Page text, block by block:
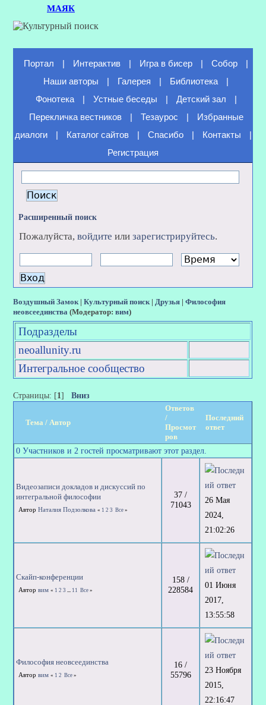
МАЯК
Портал Интерактив Игра в бисер Собор
Наши авторы
Галерея Библиотека
Фонотека
Устные беседы Детский зал
Перекличка вестников
Тезаурос
Избранные
диалоги
Каталог сайтов Спасибо Контакты
Регистрация
Расширенный поиск
Пожалуйста,войдите илизарегистрируйтесь.
Воздушный Замок|Культурный поиск|Друзья |Философия
неовсеединства (Модератор:вим)
Подразделы
neoallunity.ru
Интегральное сообщество
Страницы: [1]Вниз
Тема / Автор
Ответов
/
Просмот
ров
Последний
ответ
0 Участников и 2 гостей просматривают этот раздел.
Видеозаписи докладов и дискуссий по
интегральной философии
АвторНаталия Подзолкова « 1 2 3 Все »
37 /
71043
26 Мая
2024,
21:02:26
Скайп-конференции
Авторвим « 1 2 3 11 Все »
158 /
228584
01 Июня
2017,
13:55:58
Философия неовсеединства
Авторвим « 1 2 Все »
16 /
55796
23 Ноября
2015,
22:16:47